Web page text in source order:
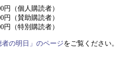
（個人購読者）
読者）
読者）
者の明日」のページをご覧ください。